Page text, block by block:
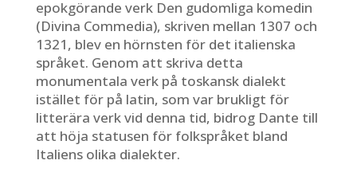
epokgörande verk Den gudomliga komedin
(Divina Commedia), skriven mellan 1307 och
1321, blev en hörnsten för det italienska
språket. Genom att skriva detta
monumentala verk på toskansk dialekt
istället för på latin, som var brukligt för
litterära verk vid denna tid, bidrog Dante till
att höja statusen för folkspråket bland
Italiens olika dialekter.